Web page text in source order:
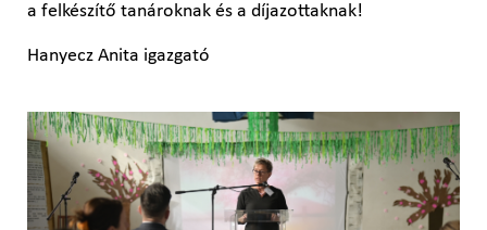
a felkészítő tanároknak és a díjazottaknak!
Hanyecz Anita igazgató